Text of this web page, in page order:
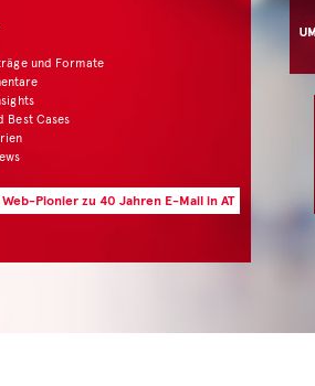
und Formate
Best Cases
Pionier zu 40 Jahren E-Mail in AT